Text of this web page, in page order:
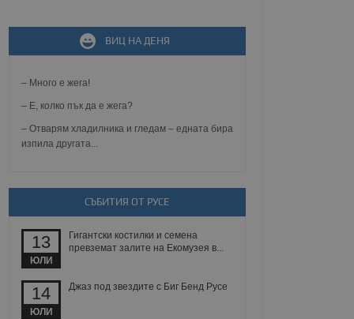
ВИЦ НА ДЕНЯ
– Много е жега!
– Е, колко пък да е жега?
– Отварям хладилника и гледам – едната бира
изпила другата...
СЪБИТИЯ ОТ РУСЕ
13
ЮЛИ
Гигантски костилки и семена
превземат залите на Екомузея в...
14
ЮЛИ
Джаз под звездите с Биг Бенд Русе
зададена от уеб
MVC
известно като
при затваряне
на съгласието на
за тяхното
сесии.
между хората
уебсайт.
на
на бисквитките,
съответствие и
и